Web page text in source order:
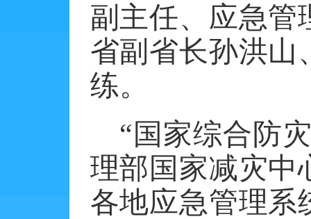
副主任、应急管
省副省长孙洪山
练。
“国家综合防
理部国家减灾中
各地应急管理系